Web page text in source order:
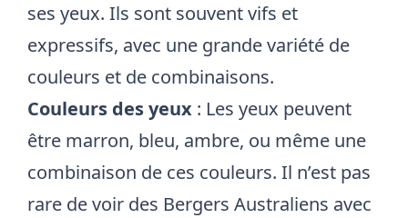
ses yeux. Ils sont souvent vifs et
expressifs, avec une grande variété de
couleurs et de combinaisons.
Couleurs des yeux : Les yeux peuvent
être marron, bleu, ambre, ou même une
combinaison de ces couleurs. Il n’est pas
rare de voir des Bergers Australiens avec